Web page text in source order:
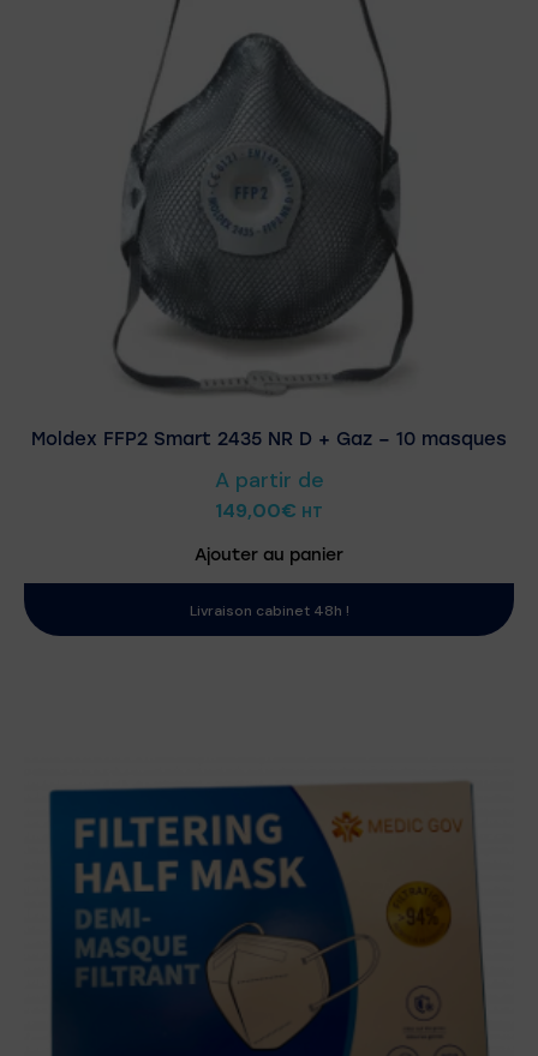
Moldex FFP2 Smart 2435 NR D + Gaz – 10 masques
A partir de
149,00€ HT
Ajouter au panier
Livraison cabinet 48h !